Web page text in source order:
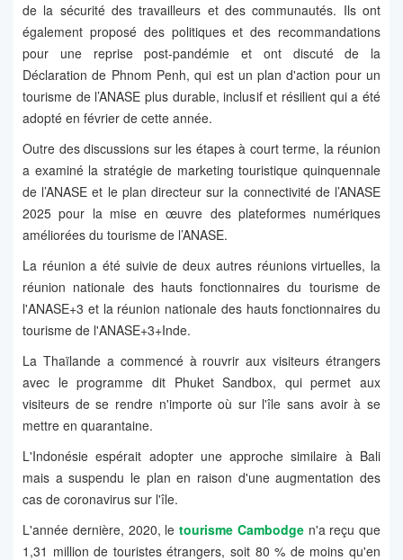
de la sécurité des travailleurs et des communautés. Ils ont
également proposé des politiques et des recommandations
pour une reprise post-pandémie et ont discuté de la
Déclaration de Phnom Penh, qui est un plan d'action pour un
tourisme de l’ANASE plus durable, inclusif et résilient qui a été
adopté en février de cette année.
Outre des discussions sur les étapes à court terme, la réunion
a examiné la stratégie de marketing touristique quinquennale
de l’ANASE et le plan directeur sur la connectivité de l’ANASE
2025 pour la mise en œuvre des plateformes numériques
améliorées du tourisme de l’ANASE.
La réunion a été suivie de deux autres réunions virtuelles, la
réunion nationale des hauts fonctionnaires du tourisme de
l'ANASE+3 et la réunion nationale des hauts fonctionnaires du
tourisme de l'ANASE+3+Inde.
La Thaïlande a commencé à rouvrir aux visiteurs étrangers
avec le programme dit Phuket Sandbox, qui permet aux
visiteurs de se rendre n'importe où sur l'île sans avoir à se
mettre en quarantaine.
L'Indonésie espérait adopter une approche similaire à Bali
mais a suspendu le plan en raison d'une augmentation des
cas de coronavirus sur l'île.
L'année dernière, 2020, le tourisme Cambodgen'a reçu que
1,31 million de touristes étrangers, soit 80 % de moins qu'en